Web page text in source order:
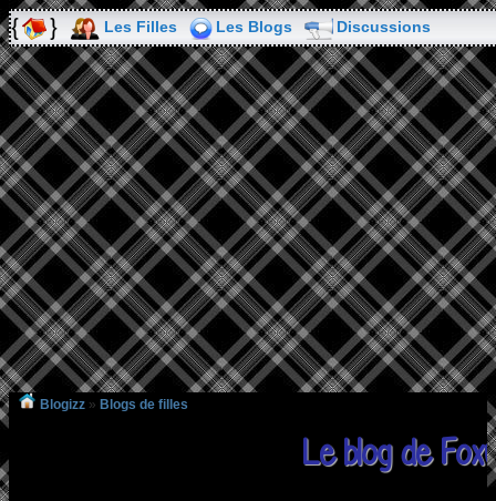
Les Filles Les Blogs Discussions
Blogizz » Blogs de filles
Le blog de